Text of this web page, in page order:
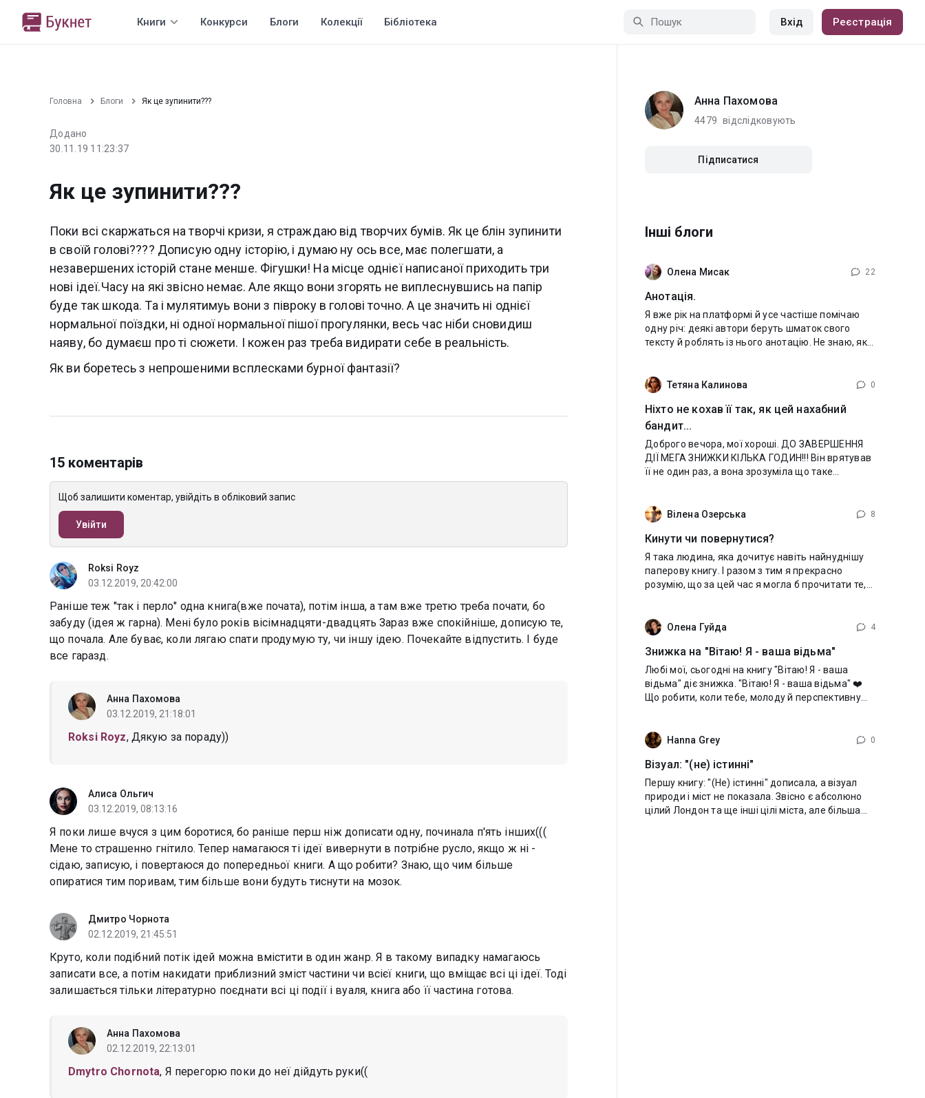
Книги Конкурси Блоги Колекції Бібліотека Вхід Реєстрація
Головна Блоги Як це зупинити???
Додано
30.11.19 11:23:37
Як це зупинити???
Поки всі скаржаться на творчі кризи, я страждаю від творчих бумів. Як це блін зупинити
в своїй голові???? Дописую одну історію, і думаю ну ось все, має полегшати, а
незавершених історій стане менше. Фігушки! На місце однієї написаної приходить три
нові ідеї.Часу на які звісно немає. Але якщо вони згорять не виплеснувшись на папір
буде так шкода. Та і мулятимуь вони з півроку в голові точно. А це значить ні однієї
нормальної поїздки, ні одної нормальної пішої прогулянки, весь час ніби сновидиш
наяву, бо думаєш про ті сюжети. І кожен раз треба видирати себе в реальність.
Як ви боретесь з непрошеними всплесками бурної фантазії?
15 коментарів
Щоб залишити коментар, увійдіть в обліковий запис
Увійти
Roksi Royz
03.12.2019, 20:42:00
Раніше теж "так і перло" одна книга(вже почата), потім інша, а там вже третю треба почати, бо
забуду (ідея ж гарна). Мені було років вісімнадцяти-двадцять Зараз вже спокійніше, дописую те,
що почала. Але буває, коли лягаю спати продумую ту, чи іншу ідею. Почекайте відпустить. І буде
все гаразд.
Анна Пахомова
03.12.2019, 21:18:01
Roksi Royz, Дякую за пораду))
Алиса Ольгич
03.12.2019, 08:13:16
Я поки лише вчуся з цим боротися, бо раніше перш ніж дописати одну, починала п'ять інших(((
Мене то страшенно гнітило. Тепер намагаюся ті ідеї вивернути в потрібне русло, якщо ж ні -
сідаю, записую, і повертаюся до попередньої книги. А що робити? Знаю, що чим більше
опиратися тим поривам, тим більше вони будуть тиснути на мозок.
Дмитро Чорнота
02.12.2019, 21:45:51
Круто, коли подібний потік ідей можна вмістити в один жанр. Я в такому випадку намагаюсь
записати все, а потім накидати приблизний зміст частини чи всієї книги, що вміщає всі ці ідеї. Тоді
залишається тільки літературно поєднати всі ці події і вуаля, книга або її частина готова.
Анна Пахомова
02.12.2019, 22:13:01
Dmytro Chornota, Я перегорю поки до неї дійдуть руки((
Анна Пахомова
4479 відслідковують
Підписатися
Інші блоги
Олена Мисак 22
Анотація.
Я вже рік на платформі й усе частіше помічаю
одну річ: деякі автори беруть шматок свого
тексту й роблять із нього анотацію. Не знаю, як у
Тетяна Калинова
0
Ніхто не кохав її так, як цей нахабний
бандит...
Доброго вечора, мої хороші. ДО ЗАВЕРШЕННЯ
ДІЇ МЕГА ЗНИЖКИ КІЛЬКА ГОДИН!!! Він врятував
її не один раз, а вона зрозуміла що таке
Вілена Озерська
8
Кинути чи повернутися?
Я така людина, яка дочитує навіть найнуднішу
паперову книгу. І разом з тим я прекрасно
розумію, що за цей час я могла б прочитати те,
Олена Гуйда
4
Знижка на "Вітаю! Я - ваша відьма"
Любі мої, сьогодні на книгу "Вітаю! Я - ваша
відьма" діє знижка. "Вітаю! Я - ваша відьма" ❤️
Що робити, коли тебе, молоду й перспективну
Hanna Grey
0
Візуал: "(не) істинні"
Першу книгу: "(Не) істинні" дописала, а візуал
природи і міст не показала. Звісно є абсолюно
цілий Лондон та ще інші цілі міста, але більша